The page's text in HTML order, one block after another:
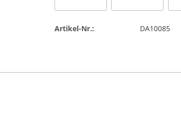
Artikel-Nr.: DA10085